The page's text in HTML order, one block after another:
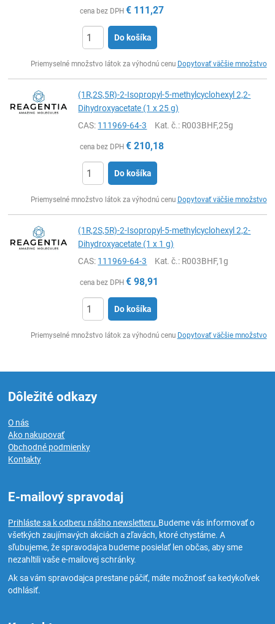
cena bez DPH € 111,27
Do košíka
Priemyselné množstvo látok za výhodnú cenu Dopytovať väčšie množstvo
(1R,2S,5R)-2-Isopropyl-5-methylcyclohexyl 2,2-
Dihydroxyacetate (1 x 25 g)
CAS: 111969-64-3 Kat. č.: R003BHF,25g
cena bez DPH € 210,18
Do košíka
Priemyselné množstvo látok za výhodnú cenu Dopytovať väčšie množstvo
(1R,2S,5R)-2-Isopropyl-5-methylcyclohexyl 2,2-
Dihydroxyacetate (1 x 1 g)
CAS: 111969-64-3 Kat. č.: R003BHF,1g
cena bez DPH € 98,91
Do košíka
Priemyselné množstvo látok za výhodnú cenu Dopytovať väčšie množstvo
Dôležité odkazy
O nás
Ako nakupovať
Obchodné podmienky
Kontakty
E-mailový spravodaj
Prihláste sa k odberu nášho newsletteru.Budeme vás informovať o
všetkých zaujímavých akciách a zľavách, ktoré chystáme. A
sľubujeme, že spravodajca budeme posielať len občas, aby sme
nezahltili vaše e-mailovej schránky.
Ak sa vám spravodajca prestane páčiť, máte možnosť sa kedykoľvek
odhlásiť.